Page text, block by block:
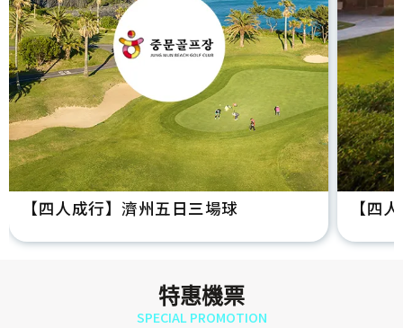
【四人成行】濟州五日三場球 【四
特惠機票
SPECIAL PROMOTION